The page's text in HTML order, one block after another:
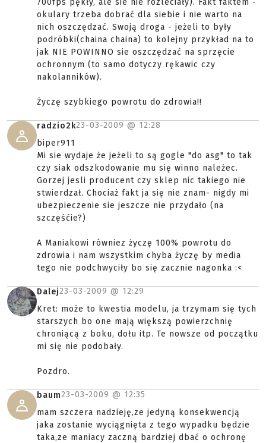
700fps pękły, ale sie nie rozleciały). Fakt faktem -
okulary trzeba dobrać dla siebie i nie warto na
nich oszczędzać. Swoją droga - jeżeli to były
podróbki(chaina chaina) to kolejny przykład na to
jak NIE POWINNO sie oszczędzać na sprzęcie
ochronnym (to samo dotyczy rękawic czy
nakolanników).
Życzę szybkiego powrotu do zdrowia!!
radzio2k23-03-2009 @ 12:28
biper911
Mi sie wydaje że jeżeli to są gogle "do asg" to tak
czy siak odszkodowanie mu się winno należec.
Gorzej jesli producent czy sklep nic takiego nie
stwierdzał. Chociaż fakt ja się nie znam- nigdy mi
ubezpieczenie sie jeszcze nie przydało (na
szczęśćie?)
A Maniakowi równiez życzę 100% powrotu do
zdrowia i nam wszystkim chyba życzę by media
tego nie podchwyciły bo się zacznie nagonka :<
Dalej23-03-2009 @ 12:29
Kret: może to kwestia modelu, ja trzymam się tych
starszych bo one mają większą powierzchnię
chroniącą z boku, dołu itp. Te nowsze od początku
mi się nie podobały.
Pozdro.
baum23-03-2009 @ 12:35
mam szczera nadzieję,ze jedyną konsekwencją
jaka zostanie wyciągnięta z tego wypadku będzie
taka,ze maniacy zaczną bardziej dbać o ochronę